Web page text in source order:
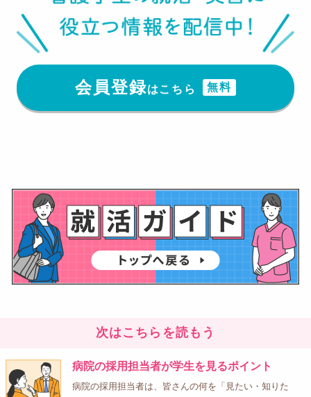
会員登録はこちら 無料
次はこちらを読もう
病院の採用担当者が学生を見るポイント
病院の採用担当者は、皆さんの何を「見たい・知りた